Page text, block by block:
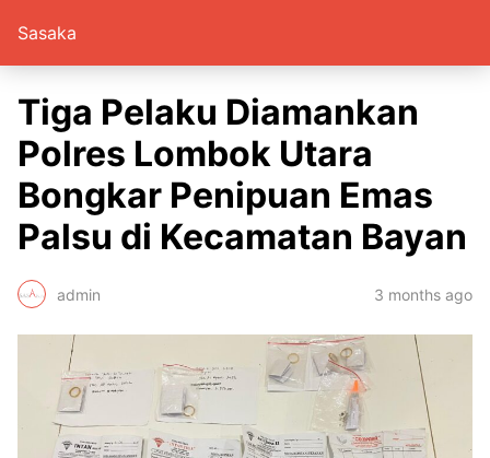
Sasaka
Tiga Pelaku Diamankan
Polres Lombok Utara
Bongkar Penipuan Emas
Palsu di Kecamatan Bayan
admin 3 months ago